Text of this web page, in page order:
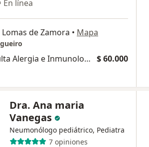
En línea
de Zamora • Mapa
Primera consulta Alergia e Inmunología $ 60.000
Dra. Ana maria
Vanegas
Neumonólogo pediátrico, Pediatra
7 opiniones